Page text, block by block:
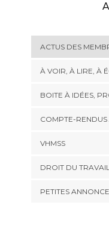
ACTUS DES
À VOIR, À LIRE, À
BOITE À IDÉES,
COMPTE-RENDUS
VHMSS
DROIT DU
PETITES